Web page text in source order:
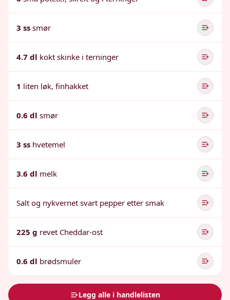
3 ss smør
4.7 dl kokt skinke i terninger
1 liten løk, finhakket
0.6 dl smør
3 ss hvetemel
3.6 dl melk
Salt og nykvernet svart pepper etter smak
225 g revet Cheddar-ost
0.6 dl brødsmuler
Legg alle i handlelisten